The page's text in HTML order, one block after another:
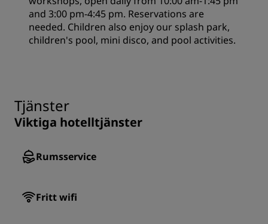
and 3:00 pm-4:45 pm. Reservations are
needed. Children also enjoy our splash park,
children's pool, mini disco, and pool activities.
Tjänster
Viktiga hotelltjänster
Rumsservice
Fritt wifi